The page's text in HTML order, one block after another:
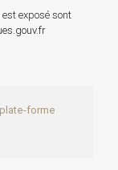
exposé sont
forme